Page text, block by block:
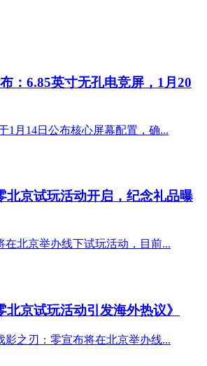
：6.85英寸无孔电竞屏，1月20
1月14日公布核心屏幕配置，确...
北京试玩活动开启，纪念礼品曝
在北京举办线下试玩活动，目前...
北京试玩活动引发海外热议》
影之刃：零宣布将在北京举办线...